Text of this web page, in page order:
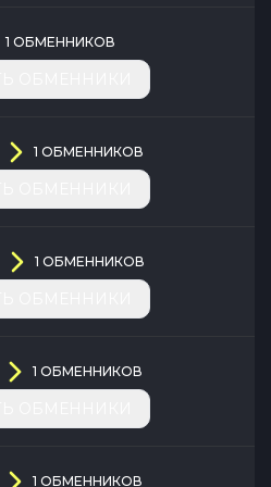
1 ОБМЕННИКОВ
1 ОБМЕННИКОВ
1 ОБМЕННИКОВ
1 ОБМЕННИКОВ
1 ОБМЕННИКОВ